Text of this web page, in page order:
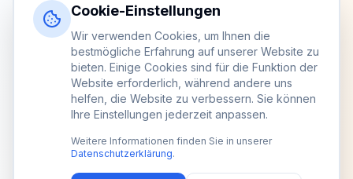
Cookie-Einstellungen
Wir verwenden Cookies, um Ihnen die
bestmögliche Erfahrung auf unserer Website zu
bieten. Einige Cookies sind für die Funktion der
Website erforderlich, während andere uns
helfen, die Website zu verbessern. Sie können
Ihre Einstellungen jederzeit anpassen.
Weitere Informationen finden Sie in unserer
Datenschutzerklärung.